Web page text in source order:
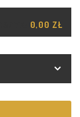
0,00 ZŁ